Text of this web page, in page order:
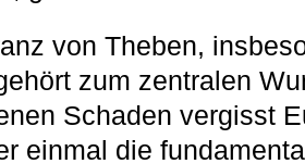
von Theben,
zum zentralen
Schaden vergisst
einmal die